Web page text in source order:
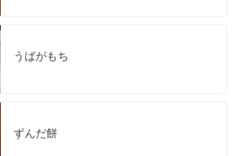
うばがもち
ずんだ餅